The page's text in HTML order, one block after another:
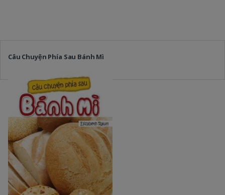
Câu Chuyện Phía Sau Bánh Mì